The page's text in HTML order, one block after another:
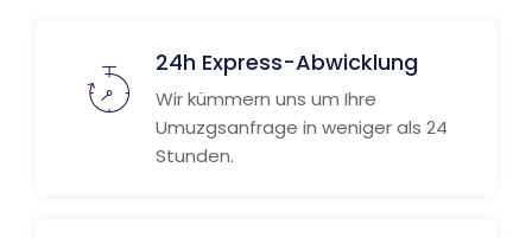
24h Express-Abwicklung
Wir kümmern uns um Ihre
Umuzgsanfrage in weniger als 24
Stunden.